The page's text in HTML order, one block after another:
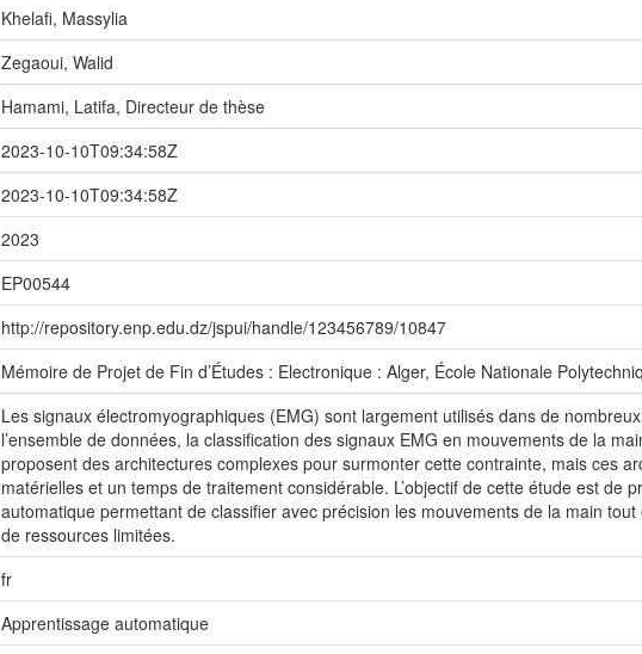
Khelafi, Massylia
Zegaoui, Walid
Hamami, Latifa, Directeur de thèse
2023-10-10T09:34:58Z
2023-10-10T09:34:58Z
2023
EP00544
http://repository.enp.edu.dz/jspui/handle/123456789/10847
Mémoire de Projet de Fin d’Études : Electronique : Alger, École Nationale
Les signaux électromyographiques (EMG) sont largement utilisés dans de
l’ensemble de données, la classification des signaux EMG en mouvements de la
proposent des architectures complexes pour surmonter cette contrainte, mais ces
matérielles et un temps de traitement considérable. L’objectif de cette étude est de
automatique permettant de classifier avec précision les mouvements de la main
de ressources limitées.
fr
Apprentissage automatique